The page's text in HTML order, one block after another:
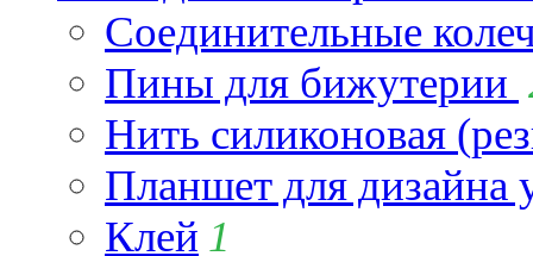
Соединительные
Пины для бижутерии
Нить силиконовая
Планшет для
Клей 1